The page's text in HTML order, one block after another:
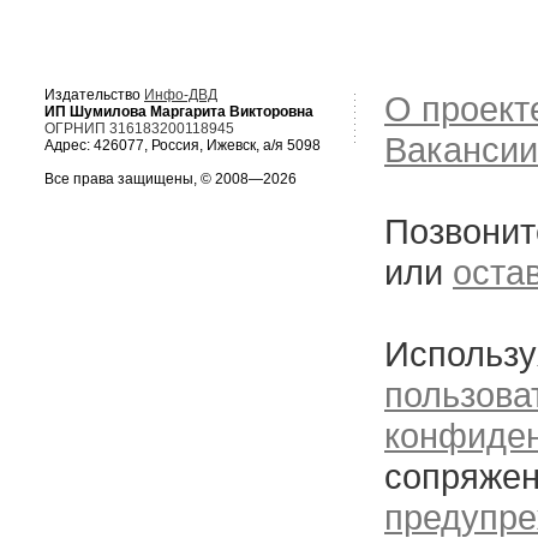
Издательство Инфо-ДВД
ИП Шумилова Маргарита Викторовна
ОГРНИП 316183200118945
Адрес: 426077, Россия, Ижевск, а/я 5098
Все права защищены, © 2008—2026
О
Вакансии
или